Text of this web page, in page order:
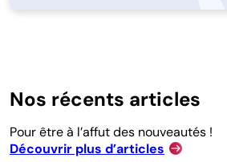
Nos récents articles
Pour être à l’affut des nouveautés !
Découvrir plus d’articles